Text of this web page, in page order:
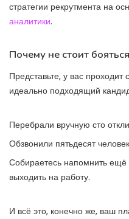
стратегии рекрутмента на
аналитики.
Почему не стоит
Представьте, у вас
идеально подходящий
Перебрали вручную сто
Обзвонили пятьдесят
Собираетесь напомнить ещё
выходить на работу.
И всё это, конечно же, ваш